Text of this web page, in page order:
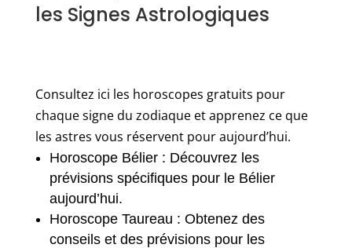
les Signes Astrologiques
Consultez ici les horoscopes gratuits pour
chaque signe du zodiaque et apprenez ce que
les astres vous réservent pour aujourd’hui.
Horoscope Bélier : Découvrez les
prévisions spécifiques pour le Bélier
aujourd’hui.
Horoscope Taureau : Obtenez des
conseils et des prévisions pour les